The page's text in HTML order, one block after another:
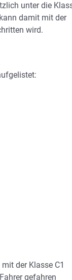
unter die
damit mit der
wird.
der Klasse C1
gefahren